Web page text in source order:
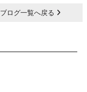
ブログ一覧へ戻る